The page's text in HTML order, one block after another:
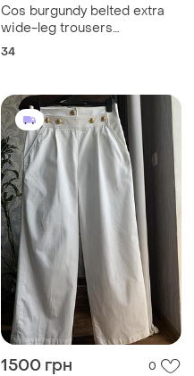
1500 грн 0
Luisa Spagnoli
Елегантні білі штани-
палаццо від преміального
італійського бренду luisa
spagnoli
M і ще 1